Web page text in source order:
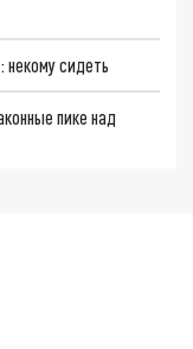
сидеть
пике над